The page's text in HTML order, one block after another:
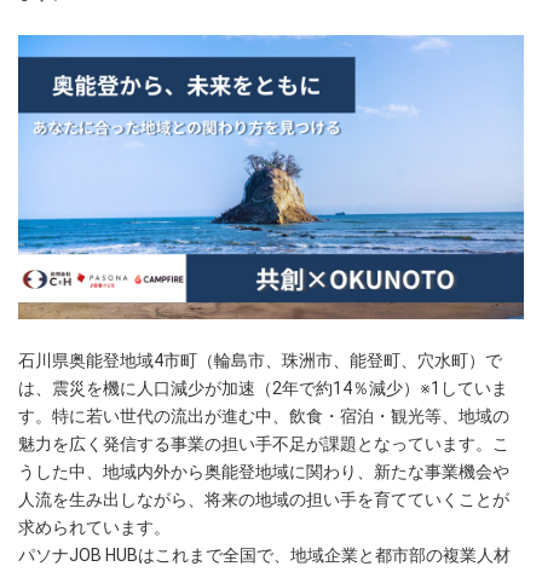
石川県奥能登地域4市町（輪島市、珠洲市、能登町、穴水町）で
は、震災を機に人口減少が加速（2年で約14％減少）※1していま
す。特に若い世代の流出が進む中、飲食・宿泊・観光等、地域の
魅力を広く発信する事業の担い手不足が課題となっています。こ
うした中、地域内外から奥能登地域に関わり、新たな事業機会や
人流を生み出しながら、将来の地域の担い手を育てていくことが
求められています。
パソナJOB HUBはこれまで全国で、地域企業と都市部の複業人材